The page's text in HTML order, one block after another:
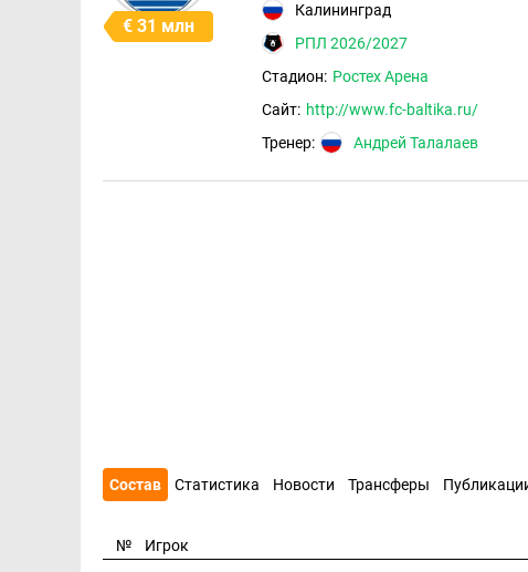
€ 31 млн
Калининград
РПЛ 2026/2027
Стадион: Ростех Арена
Сайт: http://www.fc-baltika.ru/
Тренер:
Андрей Талалаев
Состав Статистика Новости Трансферы
№ Игрок